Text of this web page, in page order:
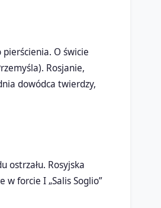
O świcie
Rosjanie,
dowódca twierdzy,
ostrzału. Rosyjska
forcie I „Salis Soglio”